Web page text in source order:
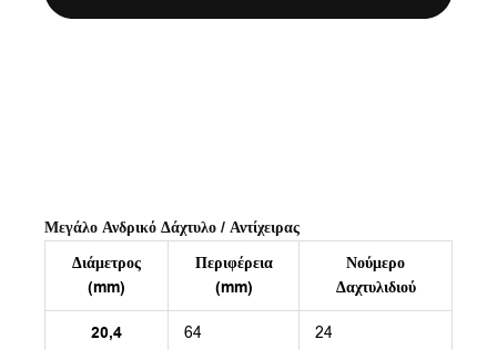
Μεγάλο Ανδρικό Δάχτυλο / Αντίχειρας
Διάμετρος
(mm)
Περιφέρεια
(mm)
Νούμερο
Δαχτυλιδιού
20,4 64 24